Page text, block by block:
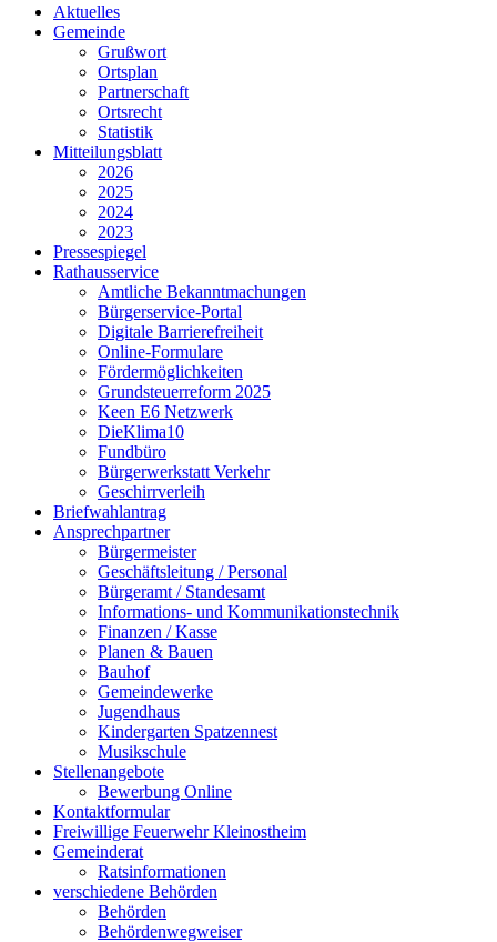
Aktuelles
Gemeinde
Grußwort
Ortsplan
Partnerschaft
Ortsrecht
Statistik
Mitteilungsblatt
2026
2025
2024
2023
Pressespiegel
Rathausservice
Amtliche Bekanntmachungen
Bürgerservice-Portal
Digitale Barrierefreiheit
Online-Formulare
Fördermöglichkeiten
Grundsteuerreform 2025
Keen E6 Netzwerk
DieKlima10
Fundbüro
Bürgerwerkstatt Verkehr
Geschirrverleih
Briefwahlantrag
Ansprechpartner
Bürgermeister
Geschäftsleitung / Personal
Bürgeramt / Standesamt
Informations- und Kommunikationstechnik
Finanzen / Kasse
Planen & Bauen
Bauhof
Gemeindewerke
Jugendhaus
Kindergarten Spatzennest
Musikschule
Stellenangebote
Bewerbung Online
Kontaktformular
Freiwillige Feuerwehr Kleinostheim
Gemeinderat
Ratsinformationen
verschiedene Behörden
Behörden
Behördenwegweiser